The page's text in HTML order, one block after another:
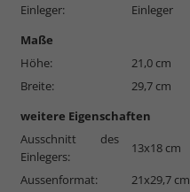
Einleger:
Einleger
Maße
Höhe:
21,0 cm
Breite:
29,7 cm
weitere Eigenschaften
Ausschnitt des
Einlegers:
13x18 cm
Aussenformat:
21x29,7 cm